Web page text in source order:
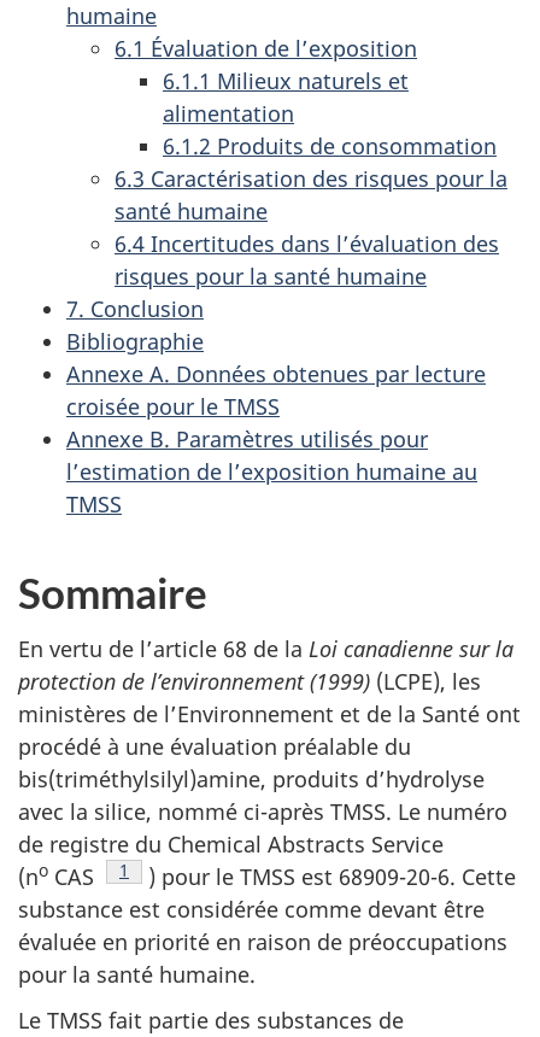
humaine
6.1 Évaluation de l’exposition
6.1.1 Milieux naturels et
alimentation
6.1.2 Produits de consommation
6.3 Caractérisation des risques pour la
santé humaine
6.4 Incertitudes dans l’évaluation des
risques pour la santé humaine
7. Conclusion
Bibliographie
Annexe A. Données obtenues par lecture
croisée pour le TMSS
Annexe B. Paramètres utilisés pour
l’estimation de l’exposition humaine au
TMSS
Sommaire
En vertu de l’article 68 de la Loi canadienne sur la
protection de l’environnement (1999) (LCPE), les
ministères de l’Environnement et de la Santé ont
procédé à une évaluation préalable du
bis(triméthylsilyl)amine, produits d’hydrolyse
avec la silice, nommé ci-après TMSS. Le numéro
de registre du Chemical Abstracts Service
(no CAS Note de bas de page
1
) pour le TMSS est 68909-20-6. Cette
substance est considérée comme devant être
évaluée en priorité en raison de préoccupations
pour la santé humaine.
Le TMSS fait partie des substances de